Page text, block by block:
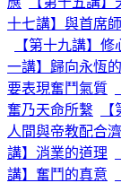
十七講】與首席
【第十九講】
一講】歸向永恆
要表現奮鬥氣質
奮乃天命所繫
人間與帝教配合
講】消業的道理
講】奮鬥的真意